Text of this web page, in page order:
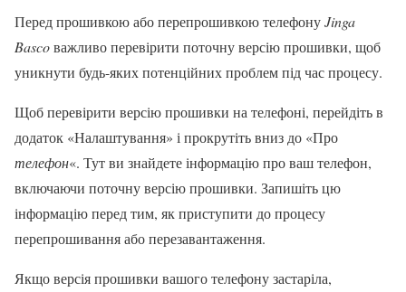
Перед прошивкою або перепрошивкою телефонуJinga
Bascoважливо перевірити поточну версію прошивки, щоб
уникнути будь-яких потенційних проблем під час процесу.
Щоб перевірити версію прошивки на телефоні, перейдіть в
додаток «Налаштування» і прокрутіть вниз до «Про
телефон«. Тут ви знайдете інформацію про ваш телефон,
включаючи поточну версію прошивки. Запишіть цю
інформацію перед тим, як приступити до процесу
перепрошивання або перезавантаження.
Якщо версія прошивки вашого телефону застаріла,